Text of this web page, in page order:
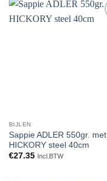
BIJLEN
Sappie ADLER 550gr. met
HICKORY steel 40cm
€27.35 Incl.BTW